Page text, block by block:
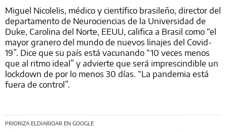
Miguel Nicolelis, médico y científico brasileño, director del
departamento de Neurociencias de la Universidad de
Duke, Carolina del Norte, EEUU, califica a Brasil como “el
mayor granero del mundo de nuevos linajes del Covid-
19”. Dice que su país está vacunando “10 veces menos
que al ritmo ideal” y advierte que será imprescindible un
lockdown de por lo menos 30 días. “La pandemia está
fuera de control”.
PRIORIZA ELDIARIOAR EN GOOGLE